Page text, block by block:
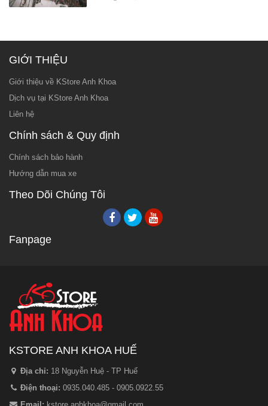
GIỚI THIỆU
Giới thiệu về KStore Anh Khoa
Dịch vụ tại KStore Anh Khoa
Liên hệ
Chính sách & Quy định
Chính sách bảo hành
Hướng dẫn mua xe
Theo Dõi Chúng Tôi
Fanpage
KSTORE ANH KHOA HUẾ
Địa chỉ: 18 Nguyễn Huệ - TP Huế
Điện thoại: 0935.040.485 - 0905.0922.55
Email: kstore.anhkhoa@gmail.com